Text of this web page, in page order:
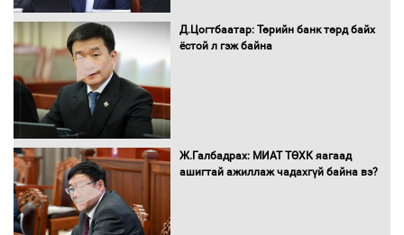
Бүх шатанд хэмнэлтийн горимд
Д.Цогтбаатар: Төрийн банк төрд байх
ёстой л гэж байна
Ж.Галбадрах: МИАТ ТӨХК яагаад
ашигтай ажиллаж чадахгүй байна вэ?